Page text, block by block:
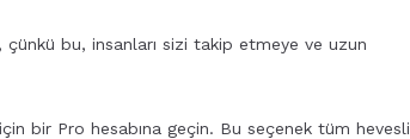
çünkü bu, insanları sizi takip etmeye ve uzun
bir Pro hesabına geçin. Bu seçenek tüm hevesli